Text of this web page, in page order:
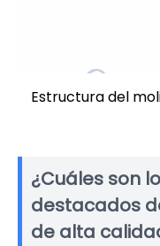
Estructura del
¿Cuáles son
destacados
de alta